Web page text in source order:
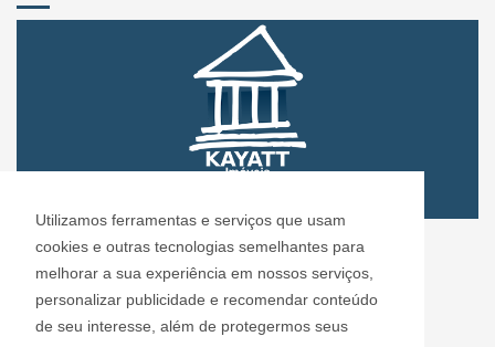
Utilizamos ferramentas e serviços que usam
cookies e outras tecnologias semelhantes para
melhorar a sua experiência em nossos serviços,
personalizar publicidade e recomendar conteúdo
de seu interesse, além de protegermos seus
CRECI: 72.304
Informações de Contato
Kayatt Imóveis - 72.304